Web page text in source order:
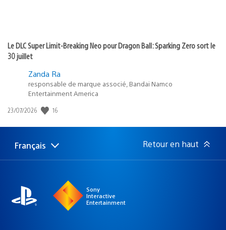
Le DLC Super Limit-Breaking Neo pour Dragon Ball: Sparking Zero sort le
30 juillet
Zanda Ra
responsable de marque associé, Bandai Namco
Entertainment America
Date
publication
23/07/2026 16
Choisir
une
Région
actuelle
Français Retour en haut
Sony
Interactive
Entertainment